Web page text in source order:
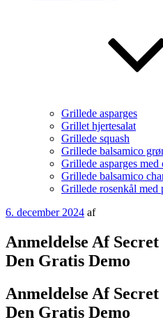
Grillede asparges
Grillet hjertesalat
Grillede squash
Grillede balsamico
Grillede asparges med
Grillede balsamico
Grillede rosenkål med
Udgivet
6. december 2024 af
Anmeldelse Af
Den Gratis Demo
Anmeldelse Af
Den Gratis Demo